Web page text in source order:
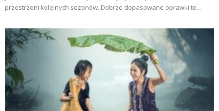
przestrzeni kolejnych sezonów. Dobrze dopasowane oprawki to...